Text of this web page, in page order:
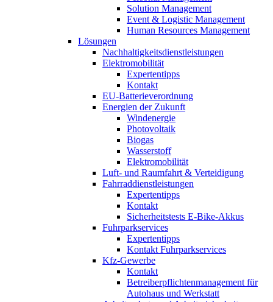
Solution Management
Event & Logistic Management
Human Resources Management
Lösungen
Nachhaltigkeitsdienstleistungen
Elektromobilität
Expertentipps
Kontakt
EU-Batterieverordnung
Energien der Zukunft
Windenergie
Photovoltaik
Biogas
Wasserstoff
Elektromobilität
Luft- und Raumfahrt & Verteidigung
Fahrraddienstleistungen
Expertentipps
Kontakt
Sicherheitstests E-Bike-Akkus
Fuhrparkservices
Expertentipps
Kontakt Fuhrparkservices
Kfz-Gewerbe
Kontakt
Betreiberpflichtenmanagement für
Autohaus und Werkstatt